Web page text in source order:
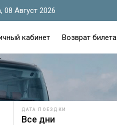
08 Август 2026
кабинет Возврат билета
ДАТА ПОЕЗДКИ